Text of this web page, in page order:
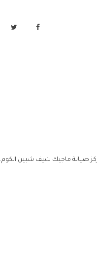
صيانة ماجيك شيف شبين الكوم.